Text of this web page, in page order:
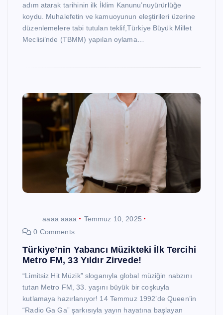
adım atarak tarihinin ilk İklim Kanunu’nuyürürlüğe
koydu. Muhalefetin ve kamuoyunun eleştirileri üzerine
düzenlemelere tabi tutulan teklif,Türkiye Büyük Millet
Meclisi’nde (TBMM) yapılan oylama…
aaaa aaaa
Temmuz 10, 2025
0 Comments
Türkiye’nin Yabancı Müzikteki İlk Tercihi
Metro FM, 33 Yıldır Zirvede!
“Limitsiz Hit Müzik” sloganıyla global müziğin nabzını
tutan Metro FM, 33. yaşını büyük bir coşkuyla
kutlamaya hazırlanıyor! 14 Temmuz 1992’de Queen’in
“Radio Ga Ga” şarkısıyla yayın hayatına başlayan